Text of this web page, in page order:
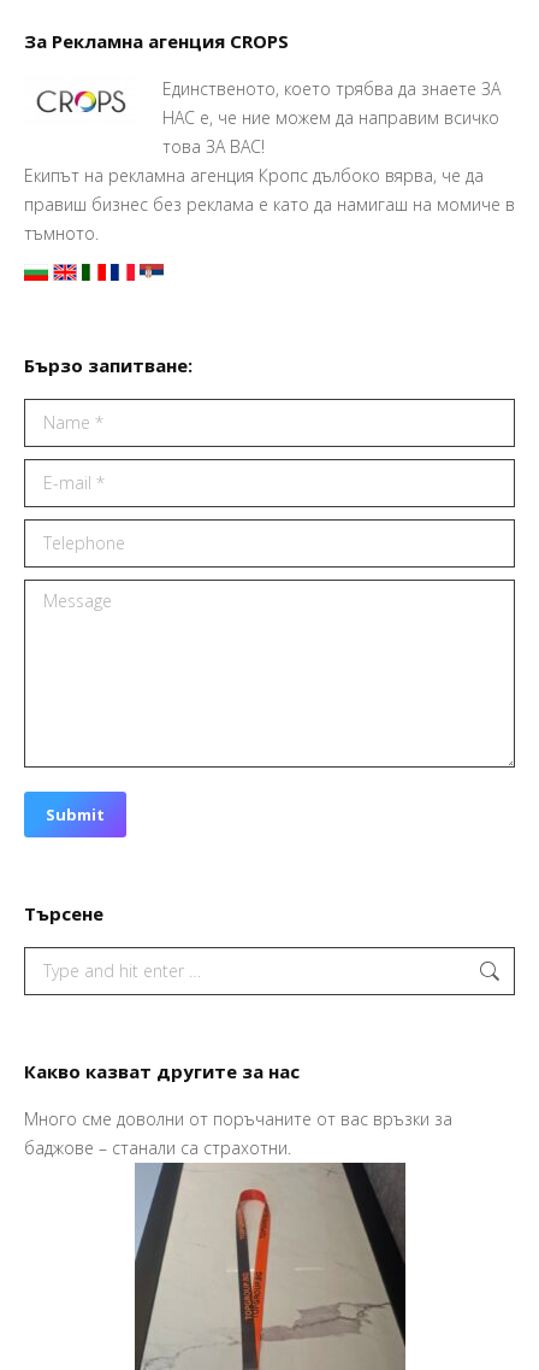
За Рекламна агенция CROPS
Единственото, което трябва да знаете ЗА
НАС е, че ние можем да направим всичко
това ЗА ВАС!
Екипът на рекламна агенция Кропс дълбоко вярва, че да
правиш бизнес без реклама е като да намигаш на момиче в
тъмното.
Бързо запитване:
Name *
E-mail *
Telephone
Message
Submit
Търсене
Search:
Какво казват другите за нас
Много сме доволни от поръчаните от вас връзки за
баджове – станали са страхотни.